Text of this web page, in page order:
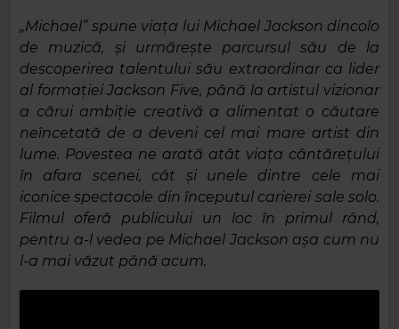
„Michael” spune viața lui Michael Jackson dincolo
de muzică, și urmărește parcursul său de la
descoperirea talentului său extraordinar ca lider
al formației Jackson Five, până la artistul vizionar
a cărui ambiție creativă a alimentat o căutare
neîncetată de a deveni cel mai mare artist din
lume. Povestea ne arată atât viața cântărețului
în afara scenei, cât și unele dintre cele mai
iconice spectacole din începutul carierei sale solo.
Filmul oferă publicului un loc în primul rând,
pentru a-l vedea pe Michael Jackson așa cum nu
l-a mai văzut până acum.